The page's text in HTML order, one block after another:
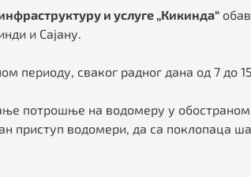
и услуге „Кикинда“
и Сајану.
периоду, сваког радног дана од 7 до
потрошње на водомеру у
приступ водомери, да са поклопаца